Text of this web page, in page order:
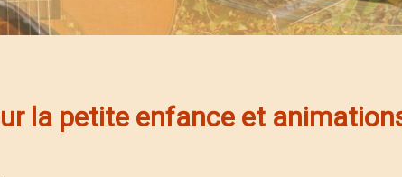
la petite enfance et